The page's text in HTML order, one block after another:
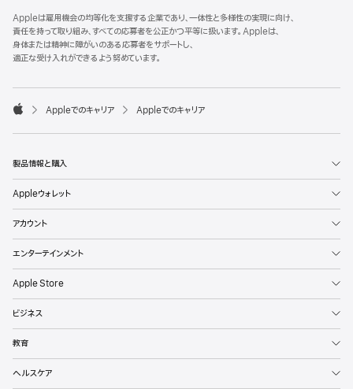
p
p
l
e
o
t
Appleは雇用機会の均等化を支援する企業であり、一体性と多様性の実現に向け、
責任を持って取り組み、すべての応募者を公正かつ平等に扱います。Appleは、
身体または精神に障がいのある応募者をサポートし、
適正な受け入れができるよう努めています。

p
l
Appleでのキャリア Appleでのキャリア
製品情報と購入
Appleウォレット
アカウント
エンターテインメント
Apple Store
ビジネス
教育
ヘルスケア